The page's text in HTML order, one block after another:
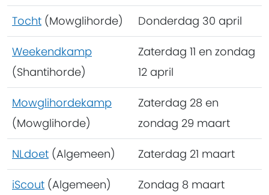
Tocht (Mowglihorde) Donderdag 30 april
Weekendkamp
(Shantihorde)
Zaterdag 11 en zondag
12 april
Mowglihordekamp
(Mowglihorde)
Zaterdag 28 en
zondag 29 maart
NLdoet (Algemeen) Zaterdag 21 maart
iScout (Algemeen) Zondag 8 maart